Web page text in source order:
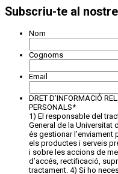
Subscriu-te al
Nom
Cognoms
Email
DRET D’INFORMACIÓ
PERSONALS*
1) El responsable del
General de la Universitat
és gestionar
els productes i serveis
i sobre les accions de
d’accés, rectificació,
tractament. 4) Si ho